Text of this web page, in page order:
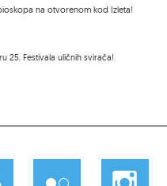
na otvorenom kod Izleta!
25. Festivala uličnih svirača!